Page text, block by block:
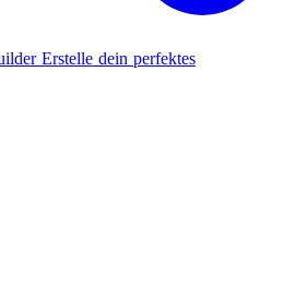
Erstelle dein perfektes